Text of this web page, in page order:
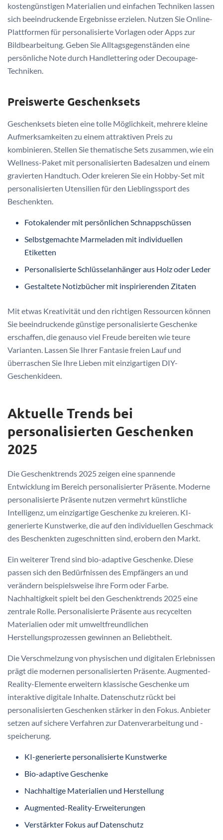
kostengünstigen Materialien und einfachen Techniken lassen
sich beeindruckende Ergebnisse erzielen. Nutzen Sie Online-
Plattformen für personalisierte Vorlagen oder Apps zur
Bildbearbeitung. Geben Sie Alltagsgegenständen eine
persönliche Note durch Handlettering oder Decoupage-
Techniken.
Preiswerte Geschenksets
Geschenksets bieten eine tolle Möglichkeit, mehrere kleine
Aufmerksamkeiten zu einem attraktiven Preis zu
kombinieren. Stellen Sie thematische Sets zusammen, wie ein
Wellness-Paket mit personalisierten Badesalzen und einem
gravierten Handtuch. Oder kreieren Sie ein Hobby-Set mit
personalisierten Utensilien für den Lieblingssport des
Beschenkten.
Fotokalender mit persönlichen Schnappschüssen
Selbstgemachte Marmeladen mit individuellen
Etiketten
Personalisierte Schlüsselanhänger aus Holz oder Leder
Gestaltete Notizbücher mit inspirierenden Zitaten
Mit etwas Kreativität und den richtigen Ressourcen können
Sie beeindruckende günstige personalisierte Geschenke
erschaffen, die genauso viel Freude bereiten wie teure
Varianten. Lassen Sie Ihrer Fantasie freien Lauf und
überraschen Sie Ihre Lieben mit einzigartigen DIY-
Geschenkideen.
Aktuelle Trends bei
personalisierten Geschenken
2025
Die Geschenktrends 2025 zeigen eine spannende
Entwicklung im Bereich personalisierter Präsente. Moderne
personalisierte Präsente nutzen vermehrt künstliche
Intelligenz, um einzigartige Geschenke zu kreieren. KI-
generierte Kunstwerke, die auf den individuellen Geschmack
des Beschenkten zugeschnitten sind, erobern den Markt.
Ein weiterer Trend sind bio-adaptive Geschenke. Diese
passen sich den Bedürfnissen des Empfängers an und
verändern beispielsweise ihre Form oder Farbe.
Nachhaltigkeit spielt bei den Geschenktrends 2025 eine
zentrale Rolle. Personalisierte Präsente aus recycelten
Materialien oder mit umweltfreundlichen
Herstellungsprozessen gewinnen an Beliebtheit.
Die Verschmelzung von physischen und digitalen Erlebnissen
prägt die modernen personalisierten Präsente. Augmented-
Reality-Elemente erweitern klassische Geschenke um
interaktive digitale Inhalte. Datenschutz rückt bei
personalisierten Geschenken stärker in den Fokus. Anbieter
setzen auf sichere Verfahren zur Datenverarbeitung und -
speicherung.
KI-generierte personalisierte Kunstwerke
Bio-adaptive Geschenke
Nachhaltige Materialien und Herstellung
Augmented-Reality-Erweiterungen
Verstärkter Fokus auf Datenschutz